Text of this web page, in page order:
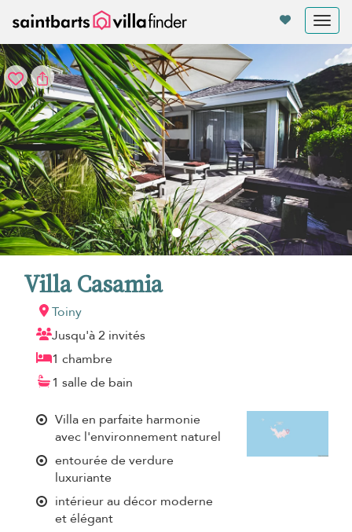
Villa Casamia
Toiny
Jusqu'à 2 invités
1 chambre
1 salle de bain
Villa en parfaite harmonie
avec l'environnement naturel
entourée de verdure
luxuriante
intérieur au décor moderne
et élégant
Vos paramètres de cookies